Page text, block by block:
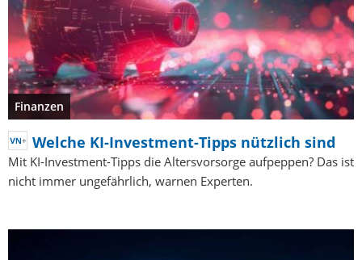
Finanzen
Welche KI-Investment-Tipps nützlich sind
Mit KI-Investment-Tipps die Altersvorsorge aufpeppen? Das ist
nicht immer ungefährlich, warnen Experten.